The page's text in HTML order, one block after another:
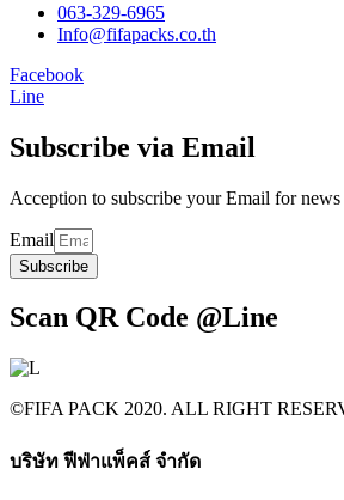
063-329-6965
Info@fifapacks.co.th
Facebook
Line
Subscribe via Email
Acception to subscribe your Email for
Email
Subscribe
Scan QR Code @Line
©FIFA PACK 2020. ALL RIGHT
บริษัท ฟีฟ่าแพ็คส์ จำกัด​